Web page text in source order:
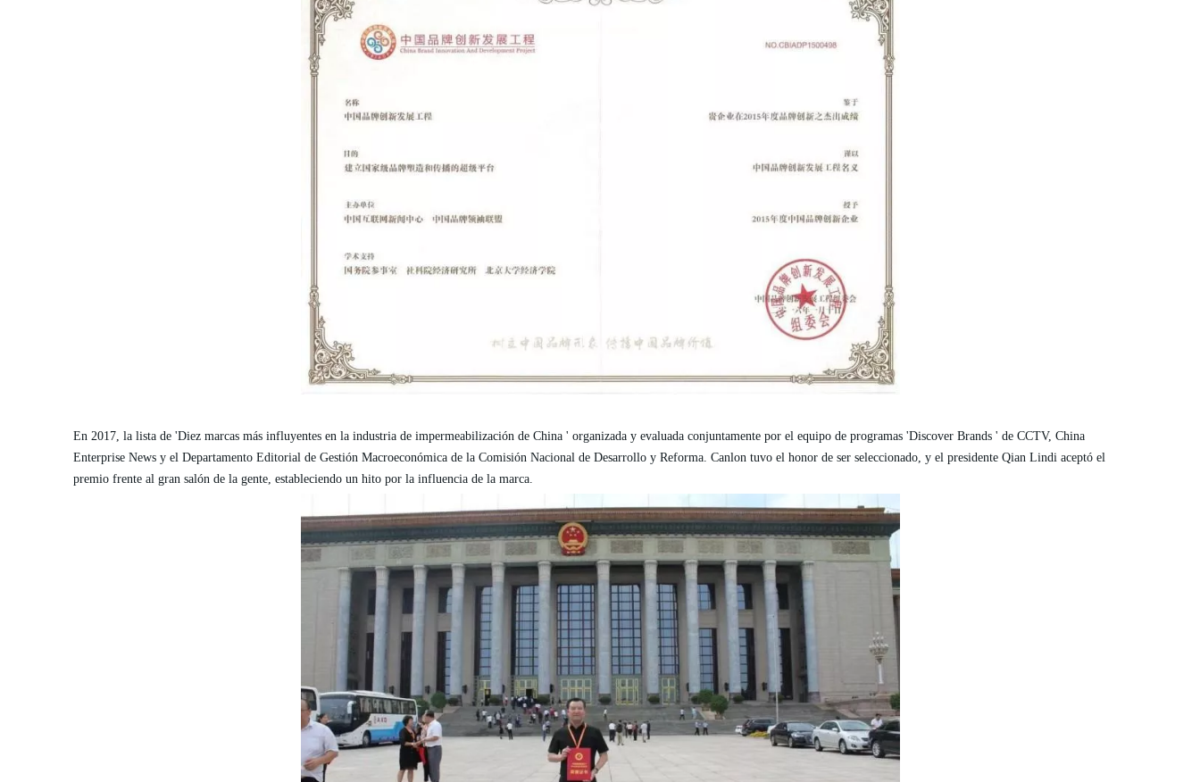
En 2017, la lista de 'Diez marcas más influyentes en la industria de impermeabilización de China ' organizada y evaluada conjuntamente por el equipo de programas 'Discover Brands ' de CCTV, China
Enterprise News y el Departamento Editorial de Gestión Macroeconómica de la Comisión Nacional de Desarrollo y Reforma. Canlon tuvo el honor de ser seleccionado, y el presidente Qian Lindi aceptó el
premio frente al gran salón de la gente, estableciendo un hito por la influencia de la marca.